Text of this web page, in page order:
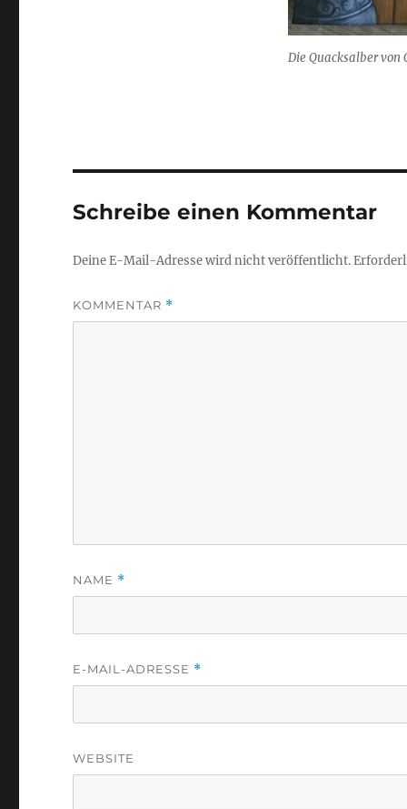
Die Quacksalber von
Schreibe einen Kommentar
Deine E-Mail-Adresse wird nicht veröffentlicht.
KOMMENTAR *
NAME *
E-MAIL-ADRESSE *
WEBSITE